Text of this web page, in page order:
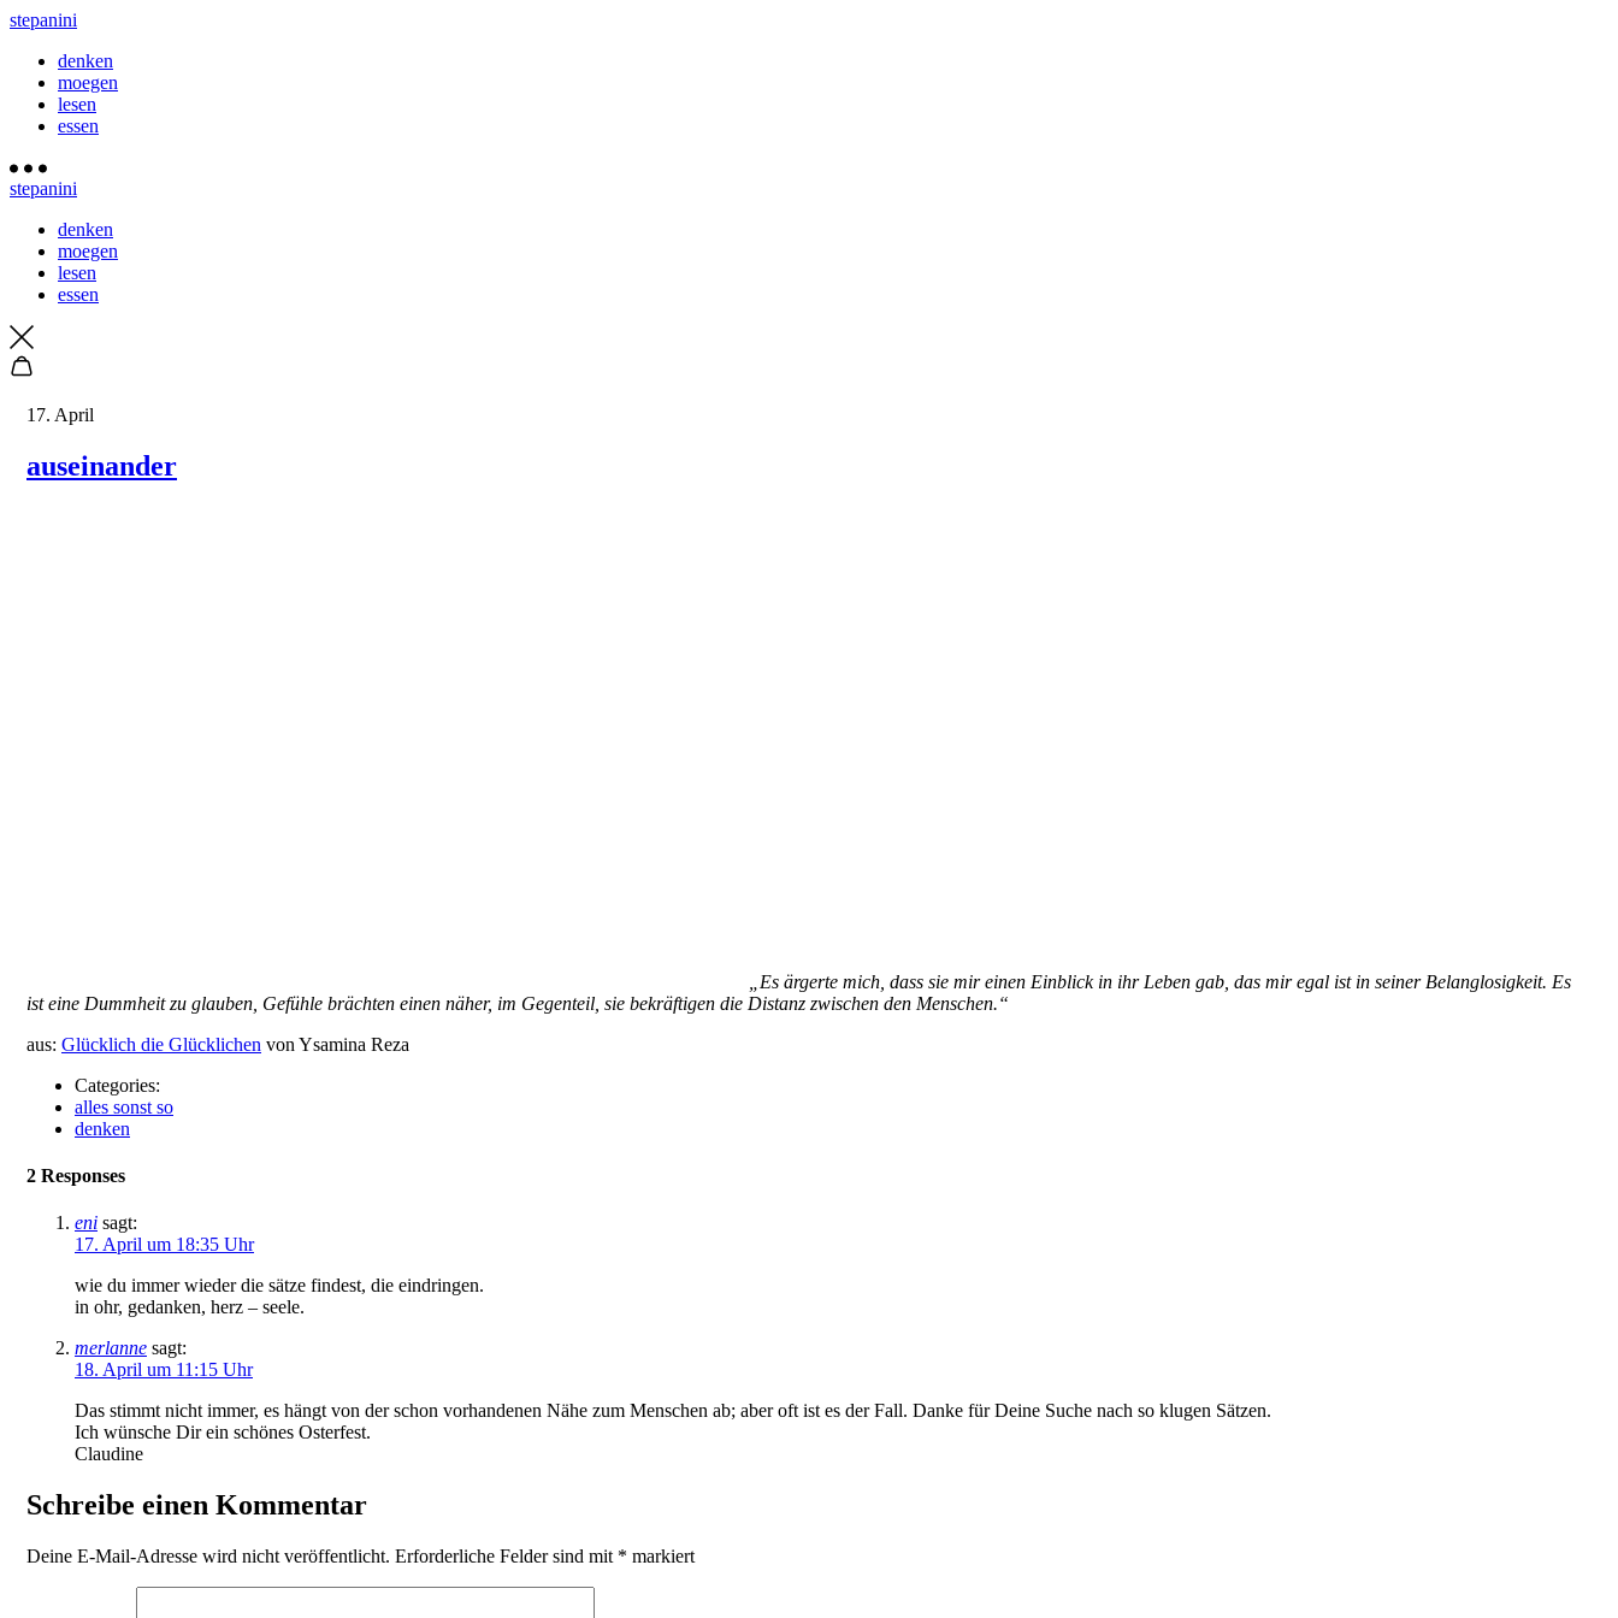
stepanini
denken
moegen
lesen
essen
stepanini
denken
moegen
lesen
essen
17. April
auseinander
„Es ärgerte mich, dass sie mir einen Einblick in ihr Leben gab, das mir egal ist in seiner Belanglosigkeit. Es
ist eine Dummheit zu glauben, Gefühle brächten einen näher, im Gegenteil, sie bekräftigen die Distanz zwischen den Menschen.“
aus: Glücklich die Glücklichen von Ysamina Reza
Categories:
alles sonst so
denken
2 Responses
eni sagt:
17. April um 18:35 Uhr
wie du immer wieder die sätze findest, die eindringen.
in ohr, gedanken, herz – seele.
merlanne sagt:
18. April um 11:15 Uhr
Das stimmt nicht immer, es hängt von der schon vorhandenen Nähe zum Menschen ab; aber oft ist es der Fall. Danke für Deine Suche nach so klugen Sätzen.
Ich wünsche Dir ein schönes Osterfest.
Claudine
Schreibe einen Kommentar
Deine E-Mail-Adresse wird nicht veröffentlicht. Erforderliche Felder sind mit * markiert